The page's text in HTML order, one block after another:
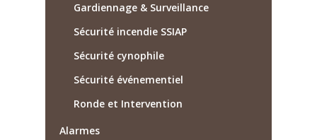
Gardiennage & Surveillance
Sécurité incendie SSIAP
Sécurité cynophile
Sécurité événementiel
Ronde et Intervention
Alarmes